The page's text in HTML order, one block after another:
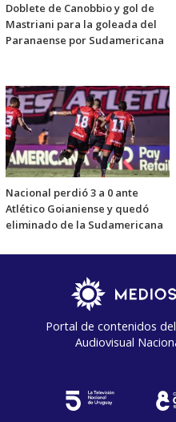
Doblete de Canobbio y gol de
Mastriani para la goleada del
Paranaense por Sudamericana
Nacional perdió 3 a 0 ante
Atlético Goianiense y quedó
eliminado de la Sudamericana
Portal de contenidos
Audiovisual